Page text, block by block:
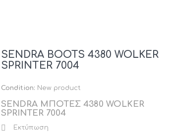
SENDRA BOOTS 4380 WOLKER
SPRINTER 7004
Condition: New product
SENDRA ΜΠΟΤΕΣ 4380 WOLKER
SPRINTER 7004
Εκτύπωση